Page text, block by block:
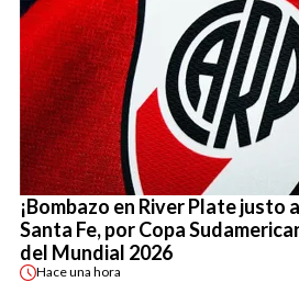
¡Bombazo en River Plate
Santa Fe, por Copa
del Mundial 2026
Haceuna hora